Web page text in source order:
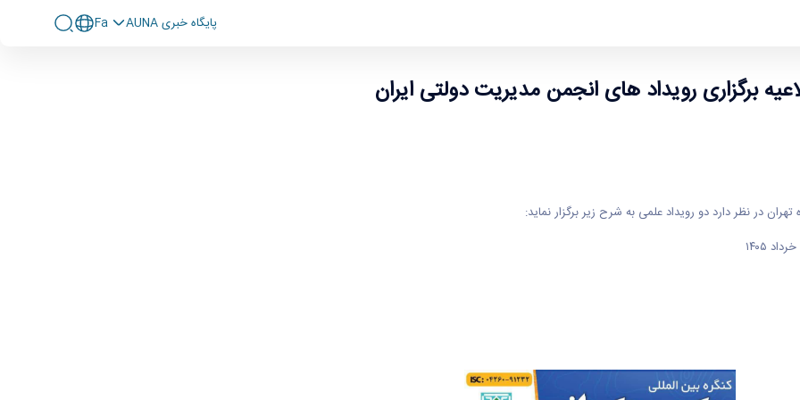
پايگاه خبری AUNA Fa
برگزاری رویداد های انجمن مدیریت دولتی ایران
در نظر دارد دو رویداد علمی به شرح زیر برگزار نماید: